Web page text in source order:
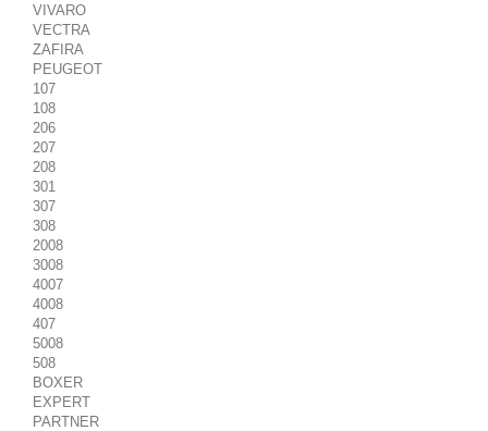
VIVARO
VECTRA
ZAFIRA
PEUGEOT
107
108
206
207
208
301
307
308
2008
3008
4007
4008
407
5008
508
BOXER
EXPERT
PARTNER